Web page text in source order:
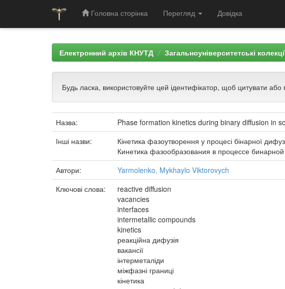
Головна сторінка Перегляд Довідка
Електронний архів КНУТД Загальноуніверситетські
Будь ласка, використовуйте цей ідентифікатор, щоб цитувати
Назва:
Phase formation kinetics during binary diffusion in
Інші назви:
Кінетика фазоутворення у процесі бінарної
Кинетика фазообразования в процессе
Автори:
Yarmolenko, Mykhaylo Viktorovych
Ключові слова:
reactive diffusion
vacancies
interfaces
intermetallic compounds
kinetics
реакційна дифузія
вакансії
інтерметаліди
міжфазні границі
кінетика